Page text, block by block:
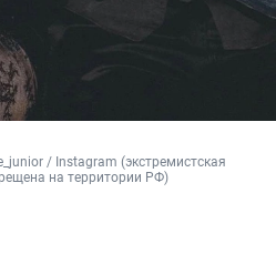
/ Instagram (экстремистская
на территории РФ)